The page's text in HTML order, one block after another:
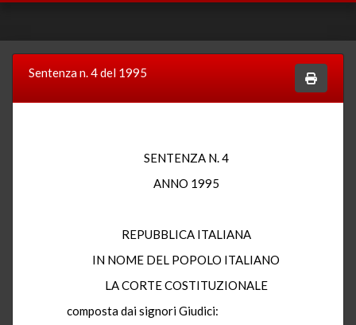
Sentenza n. 4 del 1995
SENTENZA N. 4
ANNO 1995
REPUBBLICA ITALIANA
IN NOME DEL POPOLO ITALIANO
LA CORTE COSTITUZIONALE
composta dai signori Giudici: